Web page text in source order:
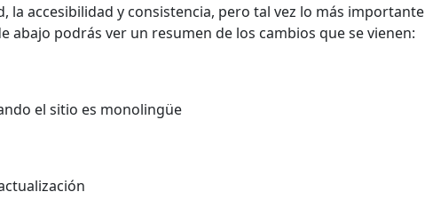
, la accesibilidad y consistencia, pero tal vez lo más importante
abajo podrás ver un resumen de los cambios que se vienen:
el sitio es monolingüe